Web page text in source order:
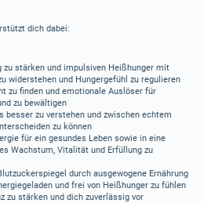
dich dabei:
zu stärken und impulsiven Heißhunger mit
widerstehen und Hungergefühl zu regulieren
zu finden und emotionale Auslöser für
zu bewältigen
besser zu verstehen und zwischen echtem
zu können
für ein gesundes Leben sowie in eine
Wachstum, Vitalität und Erfüllung zu
durch ausgewogene Ernährung
und frei von Heißhunger zu fühlen
zu stärken und dich zuverlässig vor